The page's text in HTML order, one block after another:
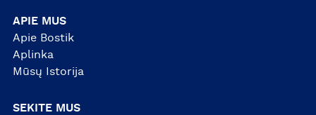
APIE MUS
Apie Bostik
Aplinka
Mūsų Istorija
SEKITE MUS